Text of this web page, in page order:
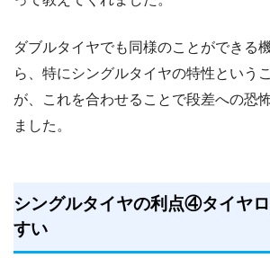
ダブルタイヤでも同様のことができる
ら、特にシングルタイヤの特性という
が、これを合わせることで段差への恐
ました。
シングルタイヤの利点④タイヤ
すい